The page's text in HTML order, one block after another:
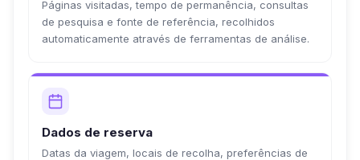
Páginas visitadas, tempo de permanência, consultas
de pesquisa e fonte de referência, recolhidos
automaticamente através de ferramentas de análise.
Dados de reserva
Datas da viagem, locais de recolha, preferências de